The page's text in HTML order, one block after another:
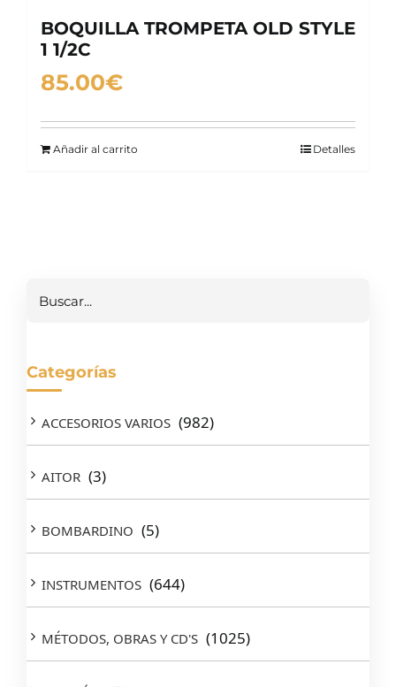
BOQUILLA TROMPETA OLD STYLE
1 1/2C
85.00€
Añadir al carrito Detalles
Categorías
ACCESORIOS VARIOS (982)
AITOR (3)
BOMBARDINO (5)
INSTRUMENTOS (644)
MÉTODOS, OBRAS Y CD'S (1025)